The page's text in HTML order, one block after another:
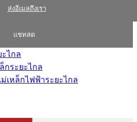
ส่งอีเมลถึงเรา
แชทสด